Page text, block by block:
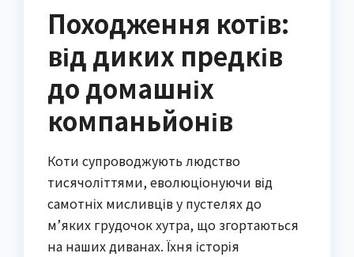
Походження котів:
від диких предків
до домашніх
компаньйонів
Коти супроводжують людство
тисячоліттями, еволюціонуючи від
самотніх мисливців у пустелях до
м’яких грудочок хутра, що згортаються
на наших диванах. Їхня історія